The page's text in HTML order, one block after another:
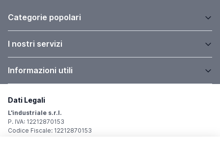
Categorie popolari
I nostri servizi
Informazioni utili
Dati Legali
L'industriale s.r.l.
P. IVA: 12212870153
Codice Fiscale: 12212870153